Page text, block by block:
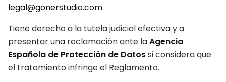
legal@gonerstudio.com.
Tiene derecho a la tutela judicial efectiva y a
presentar una reclamación ante laAgencia
Española de Protección de Datossi considera que
el tratamiento infringe el Reglamento.